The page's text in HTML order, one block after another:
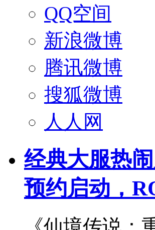
QQ空间
新浪微博
腾讯微博
搜狐微博
人人网
经典大服热
预约启动，